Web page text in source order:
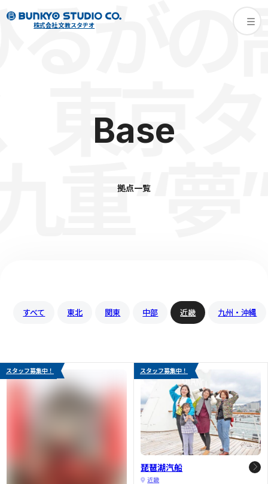
株式会社 文教スタヂオの高
京タ
“夢”
Base
拠点一覧
すべて 東北 関東 中部 近畿 九州・沖縄
スタッフ募集中！ スタッフ募集中！
琵琶湖汽船
近畿